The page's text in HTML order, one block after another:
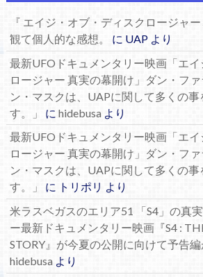
『 エイジ・オブ・ディスクロージャ
観て個人的な感想。
に UAPより
最新UFOドキュメンタリー映画「エ
ロージャー 真実の幕開け」ダン・フ
ン・マスクは、UAPに関して多くの
す。」
に hidebusaより
最新UFOドキュメンタリー映画「エ
ロージャー 真実の幕開け」ダン・フ
ン・マスクは、UAPに関して多くの
す。」
に トリポリ より
米ラスベガスのエリア51 「S4」の真
ー最新ドキュメンタリー映画『S4 :
STORY』が今夏の公開に向けて予告編
hidebusaより